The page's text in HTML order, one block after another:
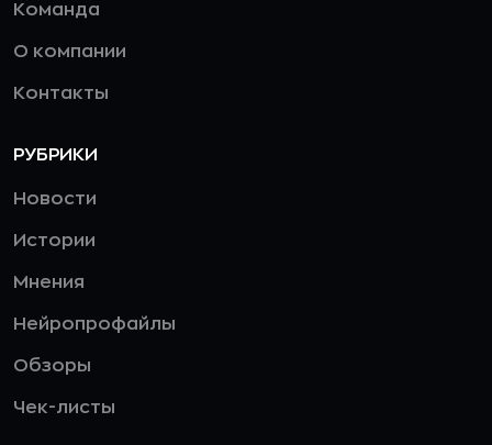
Команда
О компании
Контакты
РУБРИКИ
Новости
Истории
Мнения
Нейропрофайлы
Обзоры
Чек-листы